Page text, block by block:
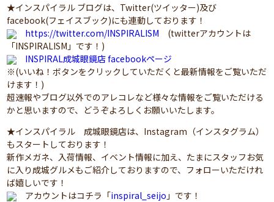
★インスパイラル ブログは、Twitter(ツイッター)及び
facebook(フェイスブック)にも連動しております！
https://twitter.com/INSPIRALISM (twitterアカウントは
「INSPIRALISM」です！)
INSPIRAL成城眼鏡店 facebookページ
※(いいね！ボタンをクリックしていただくと最新情報をご覧いただ
けます！)
超速報やブログ以外でのアレコレなど様々な情報をご覧いただける
かと思いますので、どうぞよろしくお願いいたします。
★インスパイラル 成城眼鏡店は、Instagram（インスタグラム）
もスタートしております！
新作メガネ、入荷情報、イベント情報に加え、たまにスタッフお気
に入り成城グルメもご紹介しておりますので、フォローいただけれ
ば嬉しいです！
アカウントはコチラ「inspiral_seijo 」です！